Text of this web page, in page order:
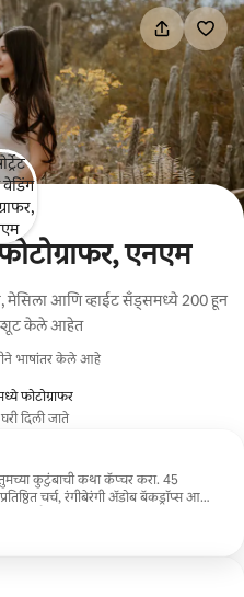
एनएम
मेसिला आणि व्हाईट सँड्समध्ये 200 हून
केले आहेत
भाषांतर केले आहे
फोटोग्राफर
दिली जाते
कुटुंबाची कथा कॅप्चर करा. 45
चर्च, रंगीबेरंगी अ‍ॅडोब बॅकड्रॉप्स आणि
एक सुंदर ऑनलाइन गॅलरी घेऊन जाता.